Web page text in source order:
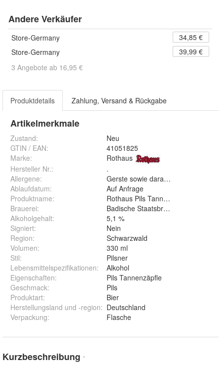
Andere Verkäufer
Store-Germany
34,85 €
Store-Germany
39,99 €
3 Angebote ab 16,95 €
Produktdetails Zahlung, Versand & Rückgabe
Artikelmerkmale
Zustand:
Neu
GTIN / EAN:
41051825
Marke:
Rothaus
Hersteller Nr.:
.
Allergene:
Gerste sowie daraus hergestellte
Ablaufdatum:
Auf Anfrage
Produktname:
Rothaus Pils Tannenzäpfle
Brauerei:
Badische Staatsbrauerei Rothaus
Alkoholgehalt:
5,1 %
Signiert:
Nein
Region:
Schwarzwald
Volumen:
330 ml
Stil:
Pilsner
Lebensmittelspezifikationen:
Alkohol
Eigenschaften:
Pils Tannenzäpfle
Geschmack:
Pils
Produktart:
Bier
Herstellungsland und -region: Deutschland
Verpackung: Flasche
Kurzbeschreibung *